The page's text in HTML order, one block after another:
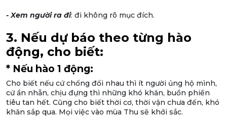
- Xem người ra đi: đi không rõ mục đích.
3. Nếu dự báo theo từng hào
động, cho biết:
* Nếu hào 1 động:
Cho biết nếu cứ chống đối nhau thì ít người ủng hộ mình,
cứ ẩn nhẫn, chịu đựng thì những khó khăn, buồn phiền
tiêu tan hết. Cũng cho biết thời cơ, thời vận chưa đến, khó
khăn sắp qua. Mọi việc vào mùa Thu sẽ khởi sắc.